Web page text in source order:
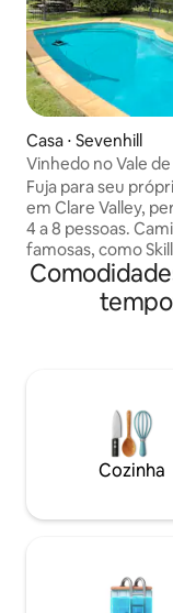
Casa ⋅ Sevenhill
Vinhedo no Vale
caminhada até as
Fuja para seu
em Clare Valley,
4 a 8 pessoas.
famosas, como
Cellars, e depois
beira da piscina,
almoços e
equipada, sala de
estar. As trilhas
começam no
Trilha Riesling e o
Cozinha